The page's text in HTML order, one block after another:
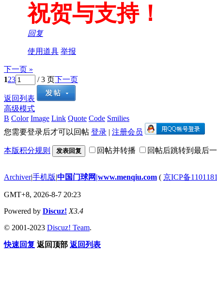
祝贺与支持！
回复
使用道具 举报
下一页 »
123 / 3 页下一页
返回列表
高级模式
B Color Image Link Quote Code Smilies
您需要登录后才可以回帖 登录 | 注册会员
本版积分规则 发表回复 回帖并转播 回帖后跳转到最后
Archiver|手机版|中国门球网|www.menqiu.com ( 京ICP备
GMT+8, 2026-8-7 20:23
Powered by Discuz! X3.4
© 2001-2023 Discuz! Team.
快速回复 返回顶部 返回列表